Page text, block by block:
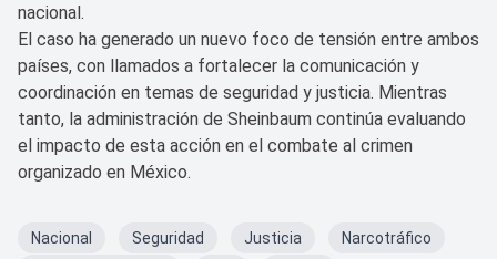
nacional.
El caso ha generado un nuevo foco de tensión entre ambos
países, con llamados a fortalecer la comunicación y
coordinación en temas de seguridad y justicia. Mientras
tanto, la administración de Sheinbaum continúa evaluando
el impacto de esta acción en el combate al crimen
organizado en México.
Nacional Seguridad Justicia
Narcotráfico